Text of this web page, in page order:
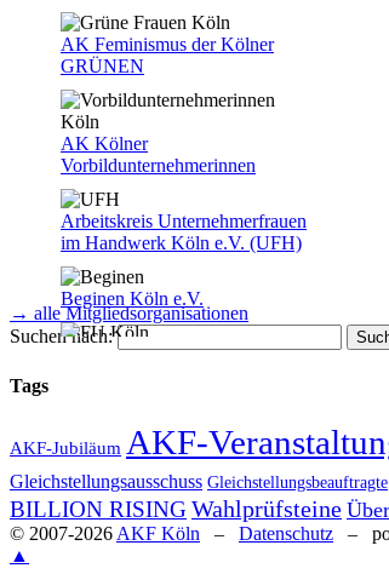
AK Feminismus der Kölner
GRÜNEN
AK Kölner
Vorbildunternehmerinnen
Arbeitskreis Unternehmerfrauen
im Handwerk Köln e.V. (UFH)
Beginen Köln e.V.
Frauen Union der CDU Köln
BPW Germany e.V., Club Köln
→ alle Mitgliedsorganisationen
Suchen nach:
Tags
AKF-Jubiläum AKF-
Gleichstellungsausschuss Gleichstellungsbeauftragte
BILLION RISING Wahlprüfsteine
© 2007-2026 AKF Köln – Datenschutz –
▲